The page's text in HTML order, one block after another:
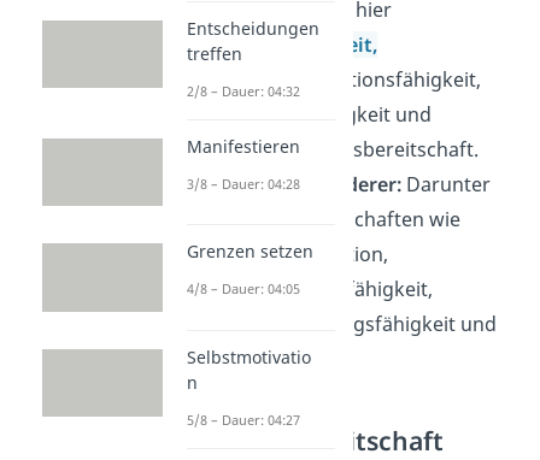
Wichtig sind hier
Teamfähigkeit,
Kommunikationsfähigkeit,
Konfliktfähigkeit und
Kooperationsbereitschaft.
Führung anderer: Darunter
fallen Eigenschaften wie
Vorbildfunktion,
Motivationsfähigkeit,
Überzeugungsfähigkeit und
Fairness.
Einsatzbereitschaft
Entscheidungen
treffen
2/8 – Dauer: 04:32
Manifestieren
3/8 – Dauer: 04:28
Grenzen setzen
4/8 – Dauer: 04:05
Selbstmotivatio
n
5/8 – Dauer: 04:27